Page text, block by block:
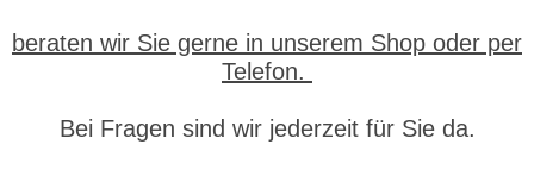
beraten wir Sie gerne in unserem Shop oder per
Telefon.
Bei Fragen sind wir jederzeit für Sie da.